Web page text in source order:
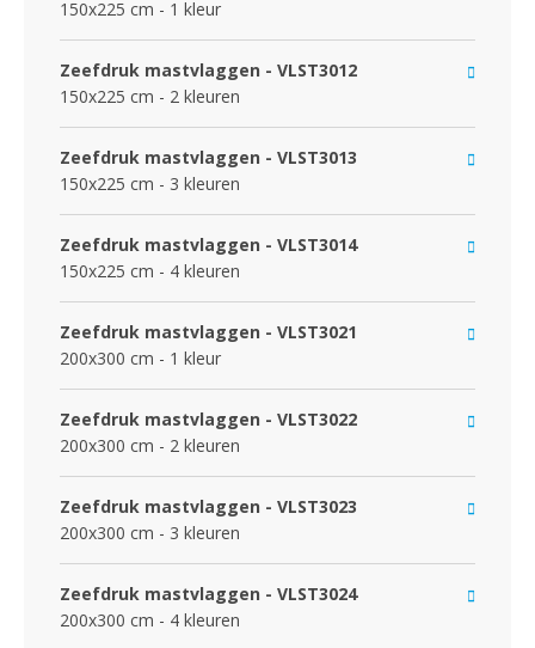
150x225 cm - 1 kleur
Zeefdruk mastvlaggen - VLST3012
150x225 cm - 2 kleuren
Zeefdruk mastvlaggen - VLST3013
150x225 cm - 3 kleuren
Zeefdruk mastvlaggen - VLST3014
150x225 cm - 4 kleuren
Zeefdruk mastvlaggen - VLST3021
200x300 cm - 1 kleur
Zeefdruk mastvlaggen - VLST3022
200x300 cm - 2 kleuren
Zeefdruk mastvlaggen - VLST3023
200x300 cm - 3 kleuren
Zeefdruk mastvlaggen - VLST3024
200x300 cm - 4 kleuren